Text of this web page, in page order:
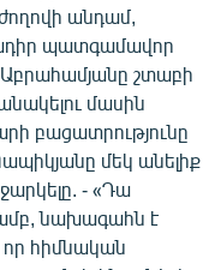
անդամ,
պատգամավոր
շտաբի
մասին
բացատրությունը
մեկ անելիք
- «Դա
նախագահն է
որ հիմնական